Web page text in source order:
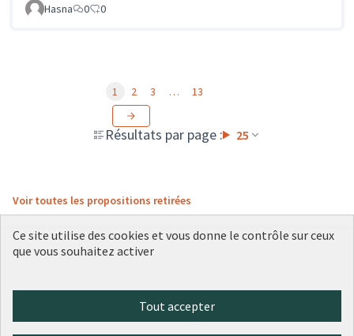
Hasna
0 0
Résultats par page : 25
1 2 3 … 13
Voir toutes les propositions retirées
(Lien externe)
(Lien externe)
(Lien externe)
(Lien externe)
(Lien externe)
Ce site utilise des cookies et vous donne le contrôle sur ceux
que vous souhaitez activer
Tout accepter